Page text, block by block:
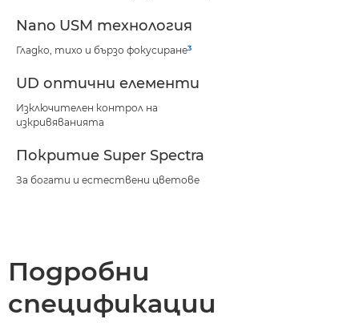
Nano USM технология
Гладко, тихо и бързо фокусиране3
UD оптични елементи
Изключителен контрол на
изкривяванията
Покритие Super Spectra
За богати и естествени цветове
Подробни
спецификации